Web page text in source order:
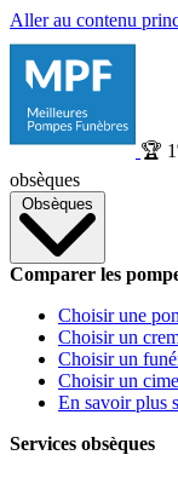
Aller au contenu
🏆 1
obsèques
Obsèques
Comparer les
Choisir une
Choisir un
Choisir un
Choisir un
En savoir plus
Services obsèques